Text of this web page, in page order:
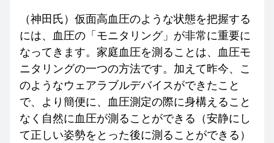
（神田氏）仮面高血圧のような状態を把握する
には、血圧の「モニタリング」が非常に重要に
なってきます。家庭血圧を測ることは、血圧モ
ニタリングの一つの方法です。加えて昨今、こ
のようなウェアラブルデバイスができたこと
で、より簡便に、血圧測定の際に身構えること
なく自然に血圧が測ることができる（安静にし
て正しい姿勢をとった後に測ることができる）